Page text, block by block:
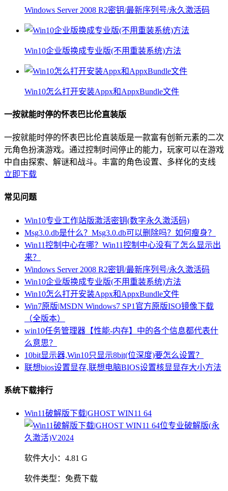
Windows Server 2008 R2密钥/最新序列号/永久激活码
Win10企业版换成专业版(不用重装系统)方法
Win10怎么打开安装Appx和AppxBundle文件
一按就能时停的怀表巴比伦直装版
一按就能时停的怀表巴比伦直装版是一款富有创新元素的二次
元角色扮演游戏。通过控制时间停止的能力，玩家可以在游戏
中自由探索、解谜和战斗。丰富的角色设置、多样化的支线
立即下载
常见问题
Win10专业工作站版激活密钥(数字永久激活码)
Msg3.0.db是什么？Msg3.0.db可以删除吗？如何瘦身？
Win11控制中心在哪？Win11控制中心没有了怎么显示出
来？
Windows Server 2008 R2密钥/最新序列号/永久激活码
Win10企业版换成专业版(不用重装系统)方法
Win10怎么打开安装Appx和AppxBundle文件
Win7原版|MSDN Windows7 SP1官方原版ISO镜像下载
（全版本）
win10任务管理器【性能-内存】中的各个信息都代表什
么意思？
10bit显示器,Win10只显示8bit(位深度)要怎么设置？
联想bios设置显存,联想电脑BIOS设置核显显存大小方法
系统下载排行
Win11破解版下载|GHOST WIN11 64
软件大小： 4.81 G
软件类型： 免费下载